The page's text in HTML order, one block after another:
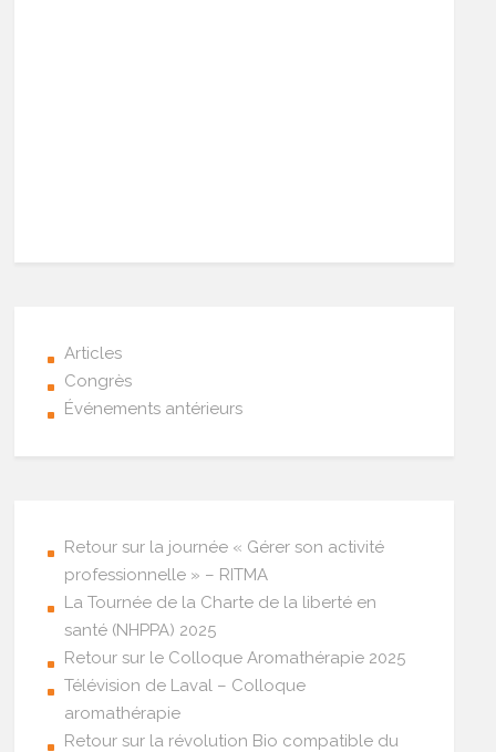
Articles
Congrès
Événements antérieurs
Retour sur la journée « Gérer son activité
professionnelle » – RITMA
La Tournée de la Charte de la liberté en
santé (NHPPA) 2025
Retour sur le Colloque Aromathérapie 2025
Télévision de Laval – Colloque
aromathérapie
Retour sur la révolution Bio compatible du